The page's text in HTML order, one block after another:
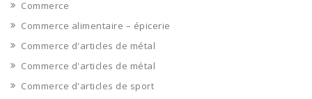
Commerce
Commerce alimentaire – épicerie
Commerce d'articles de métal
Commerce d'articles de métal
Commerce d'articles de sport